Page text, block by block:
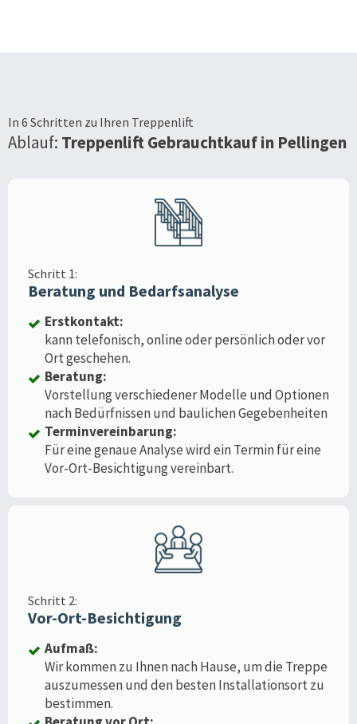
In 6 Schritten zu Ihren Treppenlift
Ablauf: Treppenlift Gebrauchtkauf in Pellingen
Schritt 1:
Beratung und Bedarfsanalyse
Erstkontakt:
kann telefonisch, online oder persönlich oder vor
Ort geschehen.
Beratung:
Vorstellung verschiedener Modelle und Optionen
nach Bedürfnissen und baulichen Gegebenheiten
Terminvereinbarung:
Für eine genaue Analyse wird ein Termin für eine
Vor-Ort-Besichtigung vereinbart.
Schritt 2:
Vor-Ort-Besichtigung
Aufmaß:
Wir kommen zu Ihnen nach Hause, um die Treppe
auszumessen und den besten Installationsort zu
bestimmen.